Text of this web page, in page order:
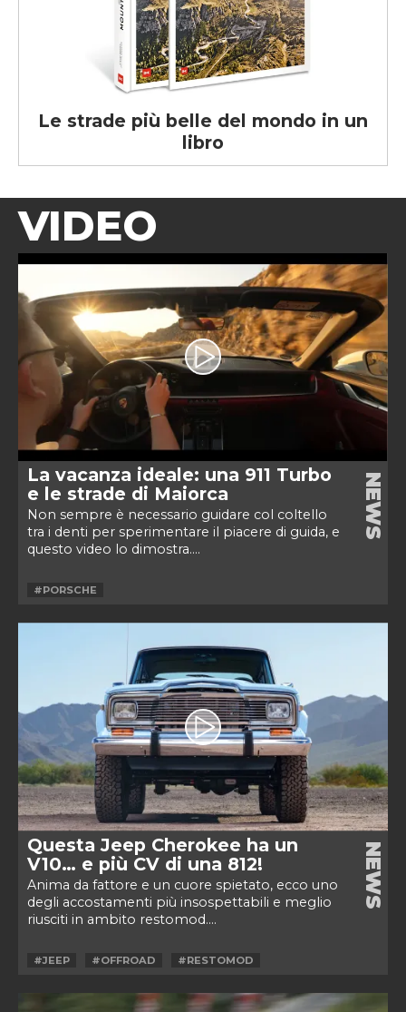
Le strade più belle del mondo in un
libro
VIDEO
La vacanza ideale: una 911 Turbo
e le strade di Maiorca
Non sempre è necessario guidare col coltello
tra i denti per sperimentare il piacere di guida, e
questo video lo dimostra....
NEWS
#PORSCHE
Questa Jeep Cherokee ha un
V10… e più CV di una 812!
Anima da fattore e un cuore spietato, ecco uno
degli accostamenti più insospettabili e meglio
riusciti in ambito restomod....
NEWS
#JEEP #OFFROAD #RESTOMOD